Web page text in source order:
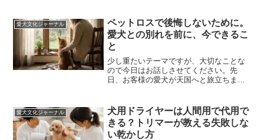
こそ味わえる楽しさがあることをご存じ
でしょうか。今日は、そんな...
愛犬文化ジャーナル
ペットロスで後悔しないために。
愛犬との別れを前に、今できるこ
と
少し重たいテーマですが、大切なことな
ので今日はお話しさせてください。先
日、お客様の愛犬が天国へと旅立ちまし
それでも、あまりにも早すぎる旅立ちで
した。しかも、訃報を受け...
愛犬文化ジャーナル
犬用ドライヤーは人間用で代用で
きる？トリマーが教える失敗しな
い乾かし方